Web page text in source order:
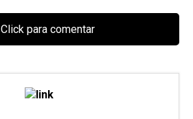
Click para comentar